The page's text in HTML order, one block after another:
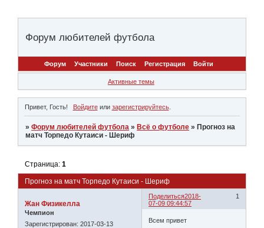
Форум любителей футбола
Форум Участники Поиск Регистрация Войти
Активные темы
Привет, Гость! Войдитеили зарегистрируйтесь.
»Форум любителей футбола » Всё о футболе » Прогноз на
матч Торпедо Кутаиси - Шериф
Прогноз на матч Торпедо Кутаиси - Шериф
Страница:1
Поделиться 1
2018-
07-09 09:44:57
Жан Физикелла
Чемпион
Зарегистрирован: 2017-03-13
Всем привет